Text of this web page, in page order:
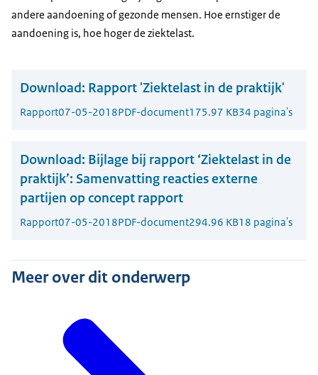
andere aandoening of gezonde mensen. Hoe ernstiger de
aandoening is, hoe hoger de ziektelast.
Download: Rapport 'Ziektelast in de praktijk'
Rapport07-05-2018PDF-document175.97 KB34 pagina's
Download: Bijlage bij rapport ‘Ziektelast in de
praktijk’: Samenvatting reacties externe
partijen op concept rapport
Rapport07-05-2018PDF-document294.96 KB18 pagina's
Meer over dit onderwerp